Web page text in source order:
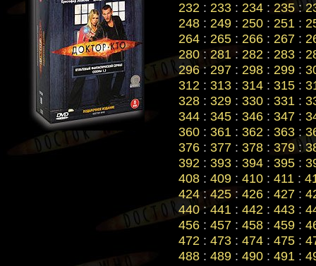
232 : 233: 234: 235:
248: 249: 250: 251 :
264: 265: 266: 267:
280: 281 : 282 : 283:
296 : 297 : 298 : 299 :
312 : 313: 314: 315:
328: 329: 330: 331 :
344: 345: 346: 347:
360: 361 : 362 : 363:
376: 377: 378: 379:
392 : 393: 394: 395:
408 : 409 : 410 : 411 :
424: 425: 426: 427:
440: 441 : 442 : 443:
456: 457: 458: 459:
472 : 473: 474: 475:
488: 489: 490: 491 :